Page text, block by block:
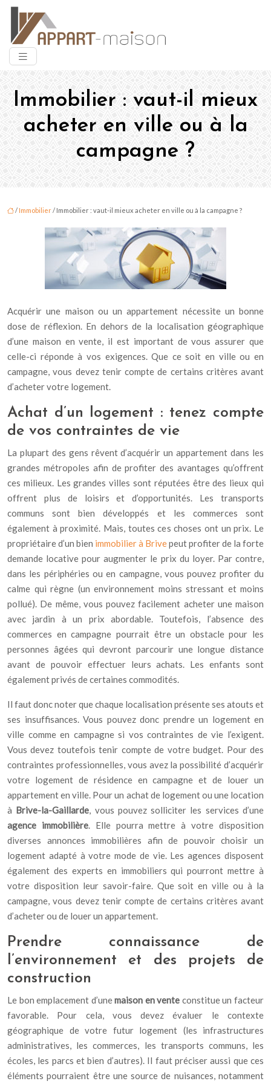
Immobilier : vaut-il mieux
acheter en ville ou à la
campagne ?
/ Immobilier/ Immobilier : vaut-il mieux acheter en ville ou à la campagne ?
Acquérir une maison ou un appartement nécessite un bonne
dose de réflexion. En dehors de la localisation géographique
d’une maison en vente, il est important de vous assurer que
celle-ci réponde à vos exigences. Que ce soit en ville ou en
campagne, vous devez tenir compte de certains critères avant
d’acheter votre logement.
Achat d’un logement : tenez compte
de vos contraintes de vie
La plupart des gens rêvent d’acquérir un appartement dans les
grandes métropoles afin de profiter des avantages qu’offrent
ces milieux. Les grandes villes sont réputées être des lieux qui
offrent plus de loisirs et d’opportunités. Les transports
communs sont bien développés et les commerces sont
également à proximité. Mais, toutes ces choses ont un prix. Le
propriétaire d’un bien immobilier à Brivepeut profiter de la forte
demande locative pour augmenter le prix du loyer. Par contre,
dans les périphéries ou en campagne, vous pouvez profiter du
calme qui règne (un environnement moins stressant et moins
pollué). De même, vous pouvez facilement acheter une maison
avec jardin à un prix abordable. Toutefois, l’absence des
commerces en campagne pourrait être un obstacle pour les
personnes âgées qui devront parcourir une longue distance
avant de pouvoir effectuer leurs achats. Les enfants sont
également privés de certaines commodités.
Il faut donc noter que chaque localisation présente ses atouts et
ses insuffisances. Vous pouvez donc prendre un logement en
ville comme en campagne si vos contraintes de vie l’exigent.
Vous devez toutefois tenir compte de votre budget. Pour des
contraintes professionnelles, vous avez la possibilité d’acquérir
votre logement de résidence en campagne et de louer un
appartement en ville. Pour un achat de logement ou une location
à Brive-la-Gaillarde, vous pouvez solliciter les services d’une
agence immobilière. Elle pourra mettre à votre disposition
diverses annonces immobilières afin de pouvoir choisir un
logement adapté à votre mode de vie. Les agences disposent
également des experts en immobiliers qui pourront mettre à
votre disposition leur savoir-faire. Que soit en ville ou à la
campagne, vous devez tenir compte de certains critères avant
d’acheter ou de louer un appartement.
Prendre connaissance de
l’environnement et des projets de
construction
Le bon emplacement d’unemaison en vente constitue un facteur
favorable. Pour cela, vous devez évaluer le contexte
géographique de votre futur logement (les infrastructures
administratives, les commerces, les transports communs, les
écoles, les parcs et bien d’autres). Il faut préciser aussi que ces
éléments pourraient être une source de nuisances, notamment